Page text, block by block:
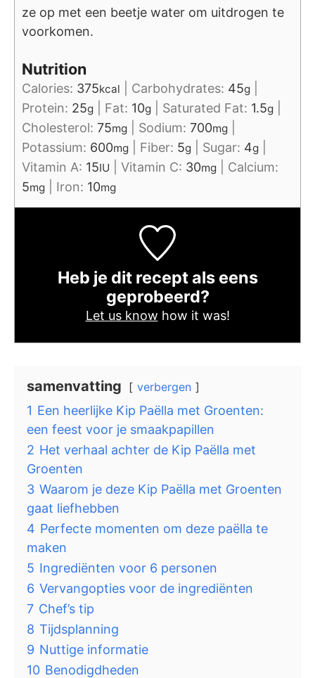
ze op met een beetje water om uitdrogen te
voorkomen.
Nutrition
Calories: 375kcal Carbohydrates: 45g
Protein: 25g Fat: 10g Saturated Fat: 1.5g
Cholesterol: 75mg Sodium: 700mg
Potassium: 600mg Fiber: 5g Sugar: 4g
Vitamin A: 15IU Vitamin C: 30mg
Calcium:
5mg Iron: 10mg
Heb je dit recept als eens
geprobeerd?
Let us know how it was!
samenvatting verbergen
1 Een heerlijke Kip Paëlla met Groenten:
een feest voor je smaakpapillen
2 Het verhaal achter de Kip Paëlla met
Groenten
3 Waarom je deze Kip Paëlla met Groenten
gaat liefhebben
4 Perfecte momenten om deze paëlla te
maken
5 Ingrediënten voor 6 personen
6 Vervangopties voor de ingrediënten
7 Chef’s tip
8 Tijdsplanning
9 Nuttige informatie
10 Benodigdheden